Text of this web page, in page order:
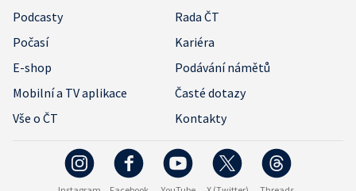
Podcasty
Rada ČT
Počasí
Kariéra
E-shop
Podávání námětů
Mobilní a TV aplikace
Časté dotazy
Vše o ČT
Kontakty